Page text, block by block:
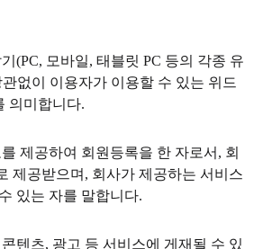
(PC, 모바일, 태블릿 PC 등의 각종 유
없이 이용자가 이용할 수 있는 위드
의미합니다.
제공하여 회원등록을 한 자로서, 회
제공받으며, 회사가 제공하는 서비스
있는 자를 말합니다.
텐츠, 광고 등 서비스에 게재될 수 있